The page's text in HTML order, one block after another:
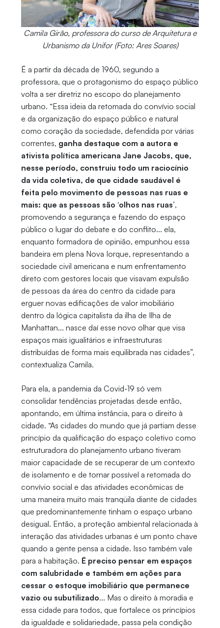
Camila Girão, professora do curso de Arquitetura e
Urbanismo da Unifor (Foto: Ares Soares)
É a partir da década de 1960, segundo a
professora, que o protagonismo do espaço público
volta a ser diretriz no escopo do planejamento
urbano. “Essa ideia da retomada do convívio social
e da organização do espaço público e natural
como coração da sociedade, defendida por várias
correntes, ganha destaque com a autora e
ativista política americana Jane Jacobs, que,
nesse período, construiu todo um raciocínio
da vida coletiva, de que cidade saudável é
feita pelo movimento de pessoas nas ruas e
mais: que as pessoas são ‘olhos nas ruas’,
promovendo a segurança e fazendo do espaço
público o lugar do debate e do conflito... ela,
enquanto formadora de opinião, empunhou essa
bandeira em plena Nova Iorque, representando a
sociedade civil americana e num enfrentamento
direto com gestores locais que visavam expulsão
de pessoas da área do centro da cidade para
erguer novas edificações de valor imobiliário
dentro da lógica capitalista da ilha de Ilha de
Manhattan... nasce daí esse novo olhar que visa
espaços mais igualitários e infraestruturas
distribuídas de forma mais equilibrada nas cidades”,
contextualiza Camila.
Para ela, a pandemia da Covid-19 só vem
consolidar tendências projetadas desde então,
apontando, em última instância, para o direito à
cidade. “As cidades do mundo que já partiam desse
princípio da qualificação do espaço coletivo como
estruturadora do planejamento urbano tiveram
maior capacidade de se recuperar de um contexto
de isolamento e de tornar possível a retomada do
convívio social e das atividades econômicas de
uma maneira muito mais tranqüila diante de cidades
que predominantemente tinham o espaço urbano
desigual. Então, a proteção ambiental relacionada à
interação das atividades urbanas é um ponto chave
quando a gente pensa a cidade. Isso também vale
para a habitação. É preciso pensar em espaços
com salubridade e também em ações para
cessar o estoque imobiliário que permanece
vazio ou subutilizado... Mas o direito à moradia e
essa cidade para todos, que fortalece os princípios
da igualdade e solidariedade, passa pela condição